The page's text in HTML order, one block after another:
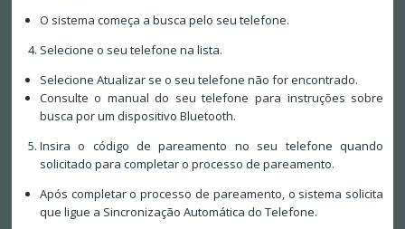
O sistema começa a busca pelo seu telefone.
Selecione o seu telefone na lista.
Selecione Atualizar se o seu telefone não for encontrado.
Consulte o manual do seu telefone para instruções sobre
busca por um dispositivo Bluetooth.
Insira o código de pareamento no seu telefone quando
solicitado para completar o processo de pareamento.
Após completar o processo de pareamento, o sistema solicita
que ligue a Sincronização Automática do Telefone.